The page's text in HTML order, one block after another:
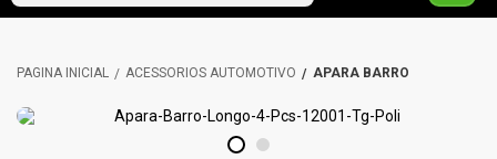
ACESSÓRIOS AUTOMOTIVO APARA BARRO
1 2